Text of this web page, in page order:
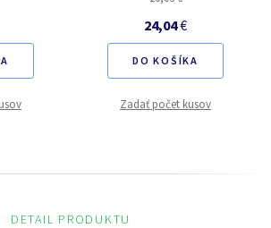
24,04€
DO KOŠÍKA
Zadať počet kusov
DETAIL PRODUKTU